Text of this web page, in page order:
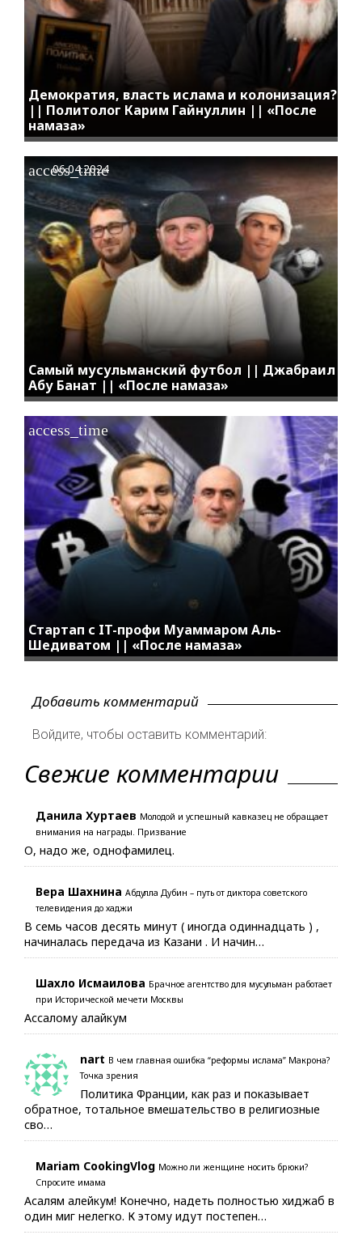
Демократия, власть ислама и колонизация?
|| Политолог Карим Гайнуллин || «После
намаза»
Самый мусульманский футбол || Джабраил
Абу Банат || «После намаза»
access_time
06.04.2024
Стартап с IT-профи Муаммаром Аль-
Шедиватом || «После намаза»
access_time
Добавить комментарий
Войдите, чтобы оставить комментарий:
Свежие комментарии
Данила Хуртаев Молодой и успешный кавказец не обращает
внимания на награды. Призвание
О, надо же, однофамилец.
Вера Шахнина Абдулла Дубин – путь от диктора советского
телевидения до хаджи
В семь часов десять минут ( иногда одиннадцать ) ,
начиналась передача из Казани . И начин…
Шахло Исмаилова Брачное агентство для мусульман работает
при Исторической мечети Москвы
Ассалому алайкум
nart В чем главная ошибка “реформы ислама” Макрона?
Точка зрения
Политика Франции, как раз и показывает
обратное, тотальное вмешательство в религиозные
сво…
Mariam CookingVlog Можно ли женщине носить брюки?
Спросите имама
Асалям алейкум! Конечно, надеть полностью хиджаб в
один миг нелегко. К этому идут постепен…